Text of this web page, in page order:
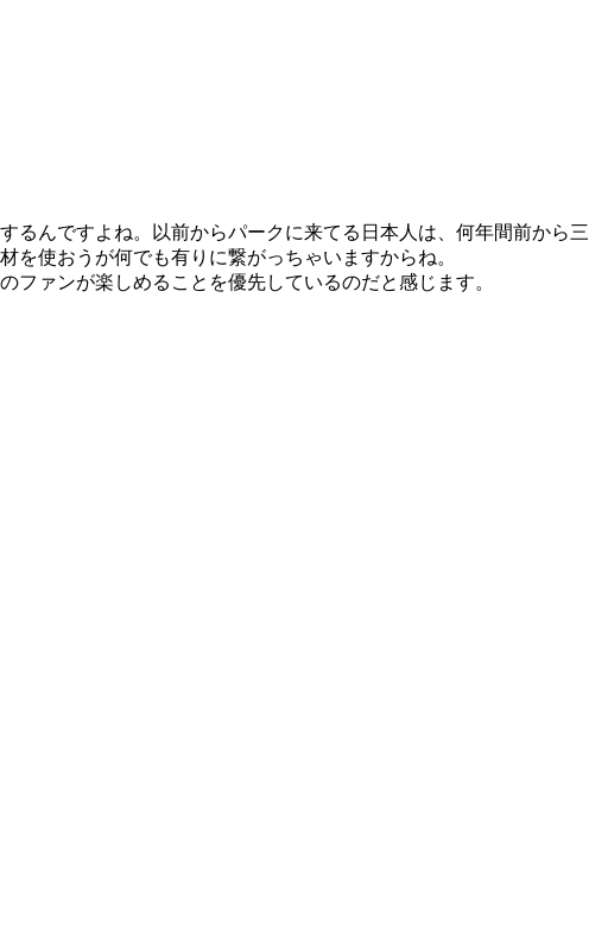
るんですよね。以前からパークに来てる日本人は、何年間前から三
使おうが何でも有りに繋がっちゃいますからね。
ァンが楽しめることを優先しているのだと感じます。